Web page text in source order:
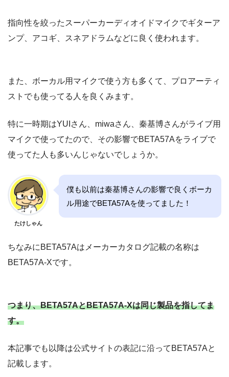
指向性を絞ったスーパーカーディオイドマイクでギターア
ンプ、アコギ、スネアドラムなどに良く使われます。
また、ボーカル用マイクで使う方も多くて、プロアーティ
ストでも使ってる人を良くみます。
特に一時期はYUIさん、miwaさん、秦基博さんがライブ用
マイクで使ってたので、その影響でBETA57Aをライブで
使ってた人も多いんじゃないでしょうか。
たけしゃん
僕も以前は秦基博さんの影響で良くボーカ
ル用途でBETA57Aを使ってました！
ちなみにBETA57Aはメーカーカタログ記載の名称は
BETA57A-Xです。
つまり、BETA57AとBETA57A-Xは同じ製品を指してま
す。
本記事でも以降は公式サイトの表記に沿ってBETA57Aと
記載します。